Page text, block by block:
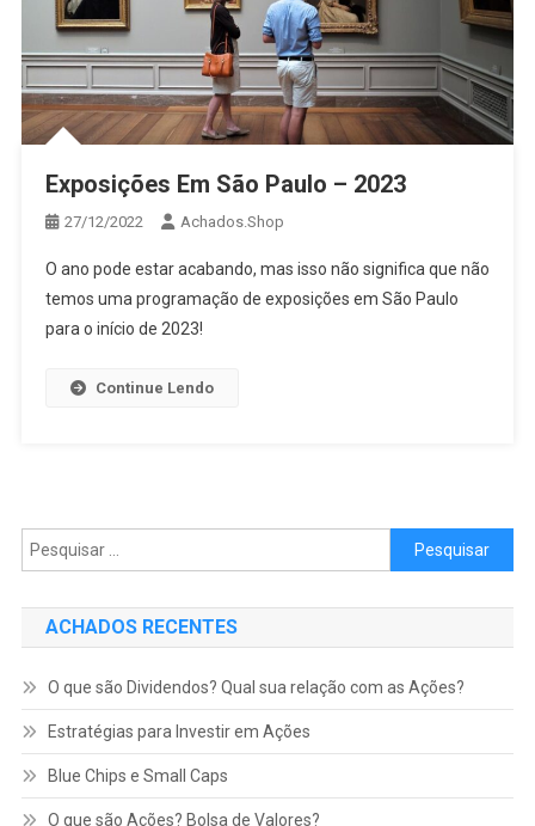
Exposições Em São Paulo – 2023
27/12/2022 Achados.Shop
O ano pode estar acabando, mas isso não significa que não
temos uma programação de exposições em São Paulo
para o início de 2023!
Continue Lendo
Pesquisar por:
ACHADOS RECENTES
O que são Dividendos? Qual sua relação com as Ações?
Estratégias para Investir em Ações
Blue Chips e Small Caps
O que são Ações? Bolsa de Valores?